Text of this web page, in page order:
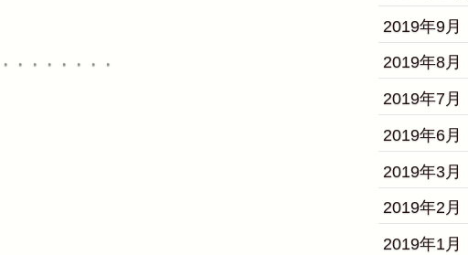
・・・・・・・
2019年9月
2019年8月
2019年7月
2019年6月
2019年3月
2019年2月
2019年1月